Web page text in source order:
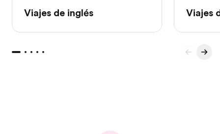
Viajes de inglés Viajes